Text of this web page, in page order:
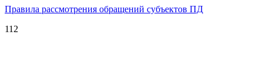
Правила рассмотрения обращений субъектов ПД
112